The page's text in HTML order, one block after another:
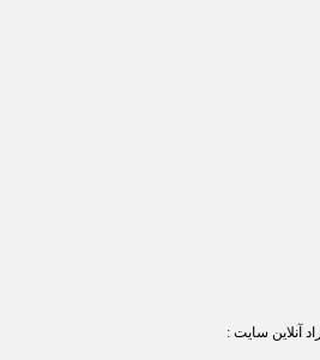
آنلاین سایت :